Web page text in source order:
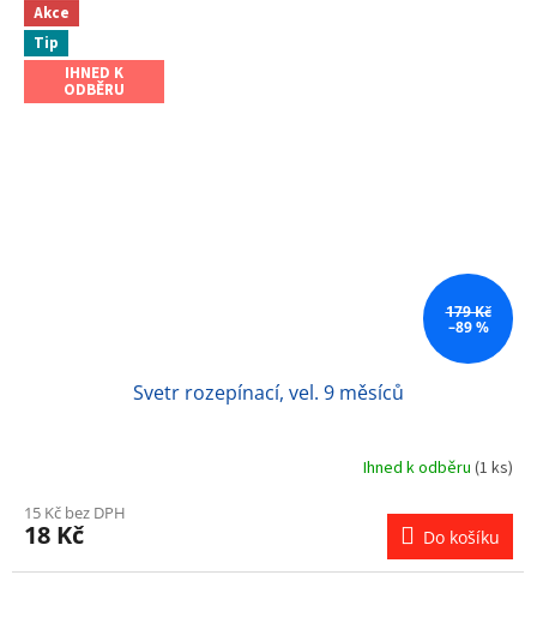
Akce
Tip
IHNED K
ODBĚRU
179 Kč
–89 %
Svetr rozepínací, vel. 9 měsíců
Ihned k odběru (1 ks)
15 Kč bez DPH
18 Kč Do košíku